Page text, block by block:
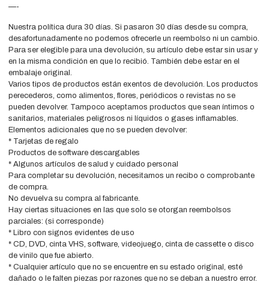
—-
Nuestra política dura 30 días. Si pasaron 30 días desde su compra,
desafortunadamente no podemos ofrecerle un reembolso ni un cambio.
Para ser elegible para una devolución, su artículo debe estar sin usar y
en la misma condición en que lo recibió. También debe estar en el
embalaje original.
Varios tipos de productos están exentos de devolución. Los productos
perecederos, como alimentos, flores, periódicos o revistas no se
pueden devolver. Tampoco aceptamos productos que sean íntimos o
sanitarios, materiales peligrosos ni líquidos o gases inflamables.
Elementos adicionales que no se pueden devolver:
* Tarjetas de regalo
Productos de software descargables
* Algunos artículos de salud y cuidado personal
Para completar su devolución, necesitamos un recibo o comprobante
de compra.
No devuelva su compra al fabricante.
Hay ciertas situaciones en las que solo se otorgan reembolsos
parciales: (si corresponde)
* Libro con signos evidentes de uso
* CD, DVD, cinta VHS, software, videojuego, cinta de cassette o disco
de vinilo que fue abierto.
* Cualquier artículo que no se encuentre en su estado original, esté
dañado o le falten piezas por razones que no se deban a nuestro error.